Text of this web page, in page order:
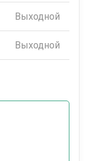
Выходной
Выходной